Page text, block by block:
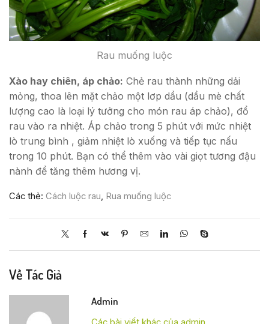
Rau muống luộc
Xào hay chiên, áp chảo: Chẻ rau thành những dải
mỏng, thoa lên mặt chảo một lơp dầu (dầu mè chất
lượng cao là loại lý tưởng cho món rau áp chảo), đổ
rau vào ra nhiệt. Áp chảo trong 5 phút với mức nhiệt
lò trung bình , giảm nhiệt lò xuống và tiếp tục nấu
trong 10 phút. Bạn có thể thêm vào vài giọt tương đậu
nành để tăng thêm hương vị.
Các thẻ: Cách luộc rau, Rua muống luộc
Về Tác Giả
Admin